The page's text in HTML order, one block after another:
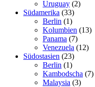
Uruguay (2)
Südamerika (33)
Berlin (1)
Kolumbien (13)
Panama (7)
Venezuela (12)
Südostasien (23)
Berlin (1)
Kambodscha (7)
Malaysia (3)